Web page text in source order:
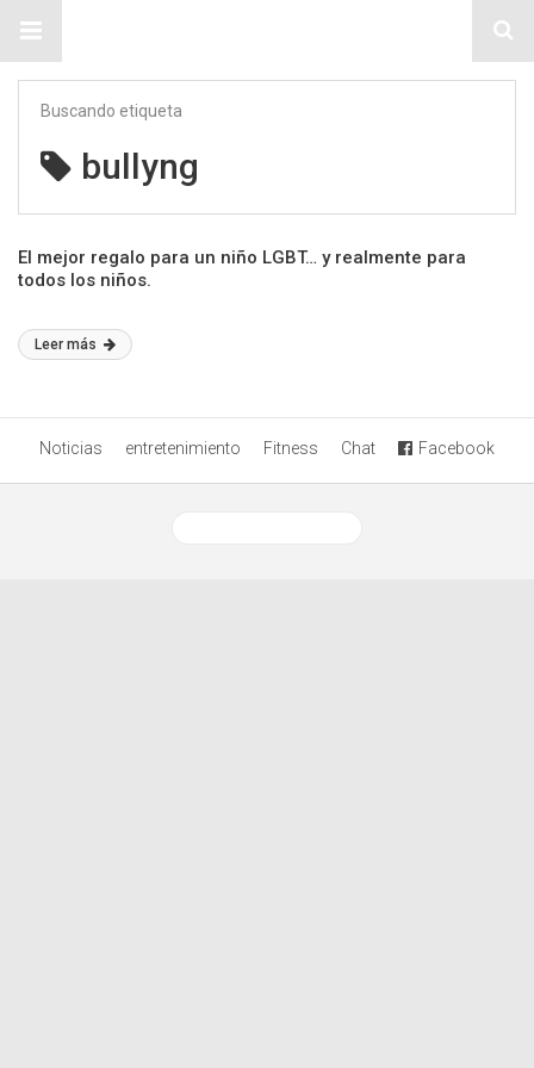
Buscando etiqueta
bullyng
El mejor regalo para un niño LGBT… y realmente para
todos los niños.
Leer más
Noticias entretenimiento Fitness Chat Facebook